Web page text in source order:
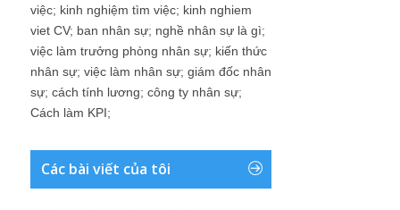
việc; kinh nghiệm tìm việc; kinh nghiem
viet CV; ban nhân sự; nghề nhân sự là gì;
việc làm trưởng phòng nhân sự; kiến thức
nhân sự; việc làm nhân sự; giám đốc nhân
sự; cách tính lương; công ty nhân sự;
Cách làm KPI;
Các bài viết của tôi